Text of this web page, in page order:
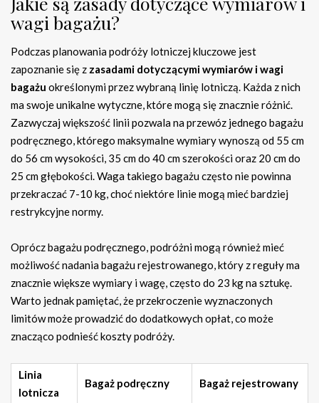
wagi bagażu?
Podczas planowania podróży lotniczej kluczowe jest
zapoznanie się z zasadami dotyczącymi wymiarów i wagi
bagażu określonymi przez wybraną linię lotniczą. Każda z nich
ma swoje unikalne wytyczne, które mogą się znacznie różnić.
Zazwyczaj większość linii pozwala na przewóz jednego bagażu
podręcznego, którego maksymalne wymiary wynoszą od 55 cm
do 56 cm wysokości, 35 cm do 40 cm szerokości oraz 20 cm do
25 cm głębokości. Waga takiego bagażu często nie powinna
przekraczać 7-10 kg, choć niektóre linie mogą mieć bardziej
restrykcyjne normy.
Oprócz bagażu podręcznego, podróżni mogą również mieć
możliwość nadania bagażu rejestrowanego, który z reguły ma
znacznie większe wymiary i wagę, często do 23 kg na sztukę.
Warto jednak pamiętać, że przekroczenie wyznaczonych
limitów może prowadzić do dodatkowych opłat, co może
znacząco podnieść koszty podróży.
Linia
lotnicza
Bagaż podręczny Bagaż rejestrowany